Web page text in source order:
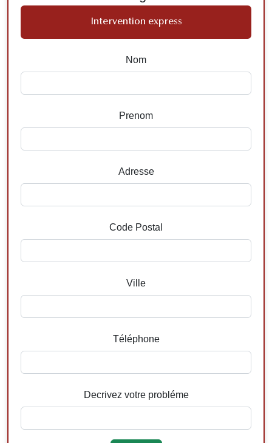
Intervention express
Nom
Prenom
Adresse
Code Postal
Ville
Téléphone
Decrivez votre probléme